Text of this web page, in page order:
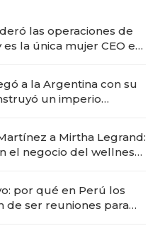
las operaciones de
es la única mujer CEO en
a la Argentina con su
un imperio
a Mirtha Legrand:
el negocio del wellness
por qué en Perú los
de ser reuniones para